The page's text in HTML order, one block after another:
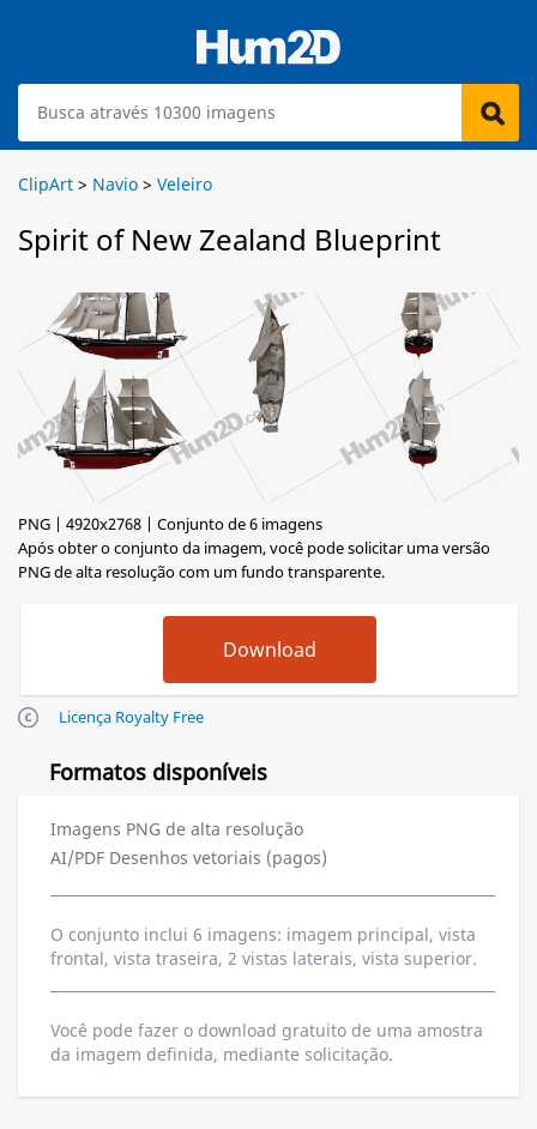
ClipArt > Navio > Veleiro
Spirit of New Zealand Blueprint
PNG | 4920x2768 | Conjunto de 6 imagens
Após obter o conjunto da imagem, você pode solicitar uma versão
PNG de alta resolução com um fundo transparente.
Licença Royalty Free
Formatos disponíveis
Imagens PNG de alta resolução
AI/PDF Desenhos vetoriais (pagos)
O conjunto inclui 6 imagens: imagem principal, vista
frontal, vista traseira, 2 vistas laterais, vista superior.
Você pode fazer o download gratuito de uma amostra
da imagem definida, mediante solicitação.